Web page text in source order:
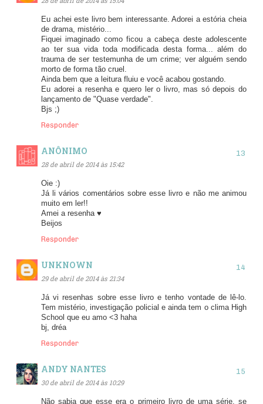
Eu achei este livro bem interessante. Adorei a estória cheia
de drama, mistério...
Fiquei imaginado como ficou a cabeça deste adolescente
ao ter sua vida toda modificada desta forma... além do
trauma de ser testemunha de um crime; ver alguém sendo
morto de forma tão cruel.
Ainda bem que a leitura fluiu e você acabou gostando.
Eu adorei a resenha e quero ler o livro, mas só depois do
lançamento de "Quase verdade".
Bjs ;)
Responder
ANÔNIMO
28 de abril de 2014 às 15:42
Oie :)
Já li vários comentários sobre esse livro e não me animou
muito em ler!!
Amei a resenha ♥
Beijos
Responder
UNKNOWN
29 de abril de 2014 às 21:34
Já vi resenhas sobre esse livro e tenho vontade de lê-lo.
Tem mistério, investigação policial e ainda tem o clima High
School que eu amo <3 haha
bj, dréa
Responder
ANDY NANTES
30 de abril de 2014 às 10:29
Não sabia que esse era o primeiro livro de uma série, se